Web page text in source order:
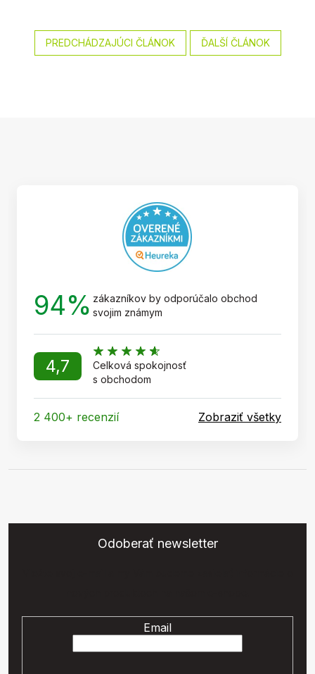
PREDCHÁDZAJÚCI ČLÁNOK ĎALŠÍ ČLÁNOK
94% zákazníkov by odporúčalo obchod
svojim známym
4,7
Celková spokojnosť
s obchodom
2 400+ recenzií Zobraziť všetky
Odoberať newsletter
Email